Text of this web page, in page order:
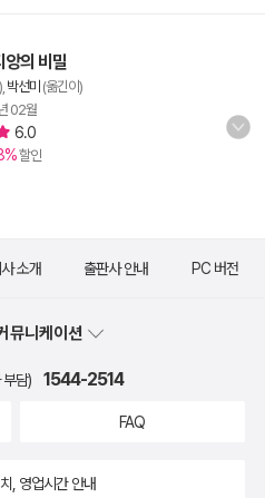
의 비밀
박선미 (옮긴이)
02월
6.0
할인
소개 출판사 안내 PC 버전
뮤니케이션
부담) 1544-2514
FAQ
, 영업시간 안내